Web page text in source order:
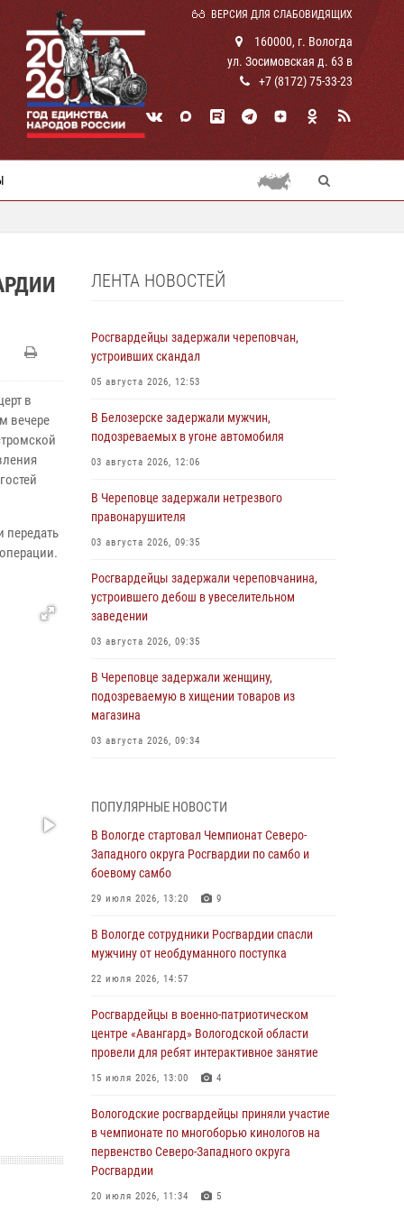
ВЕРСИЯ ДЛЯ СЛАБОВИДЯЩИХ
160000, г. Вологда
ул. Зосимовская д. 63 в
+7 (8172) 75-33-23
в
вечере
передать
ЛЕНТА НОВОСТЕЙ
Росгвардейцы задержали череповчан,
устроивших скандал
05 августа 2026, 12:53
В Белозерске задержали мужчин,
подозреваемых в угоне автомобиля
03 августа 2026, 12:06
В Череповце задержали нетрезвого
правонарушителя
03 августа 2026, 09:35
Росгвардейцы задержали череповчанина,
устроившего дебош в увеселительном
заведении
03 августа 2026, 09:35
В Череповце задержали женщину,
подозреваемую в хищении товаров из
магазина
03 августа 2026, 09:34
округа Росгвардии по спортивному и боевому
самбо
03 августа 2026, 08:54 8 1
ЗА МИНУВШУЮ НЕДЕЛЮ СОТРУДНИКАМИ
В ВОЛОГОДСКОЙ ОБЛАСТИ ЗАДЕРЖАНО 23
ПРАВОНАРУШИТЕЛЯ
02 августа 2026, 10:37
Росгвардейцы в г. Соколе задержали
несовершеннолетнего нарушителя
на питбайке
31 июля 2026, 06:43
В Вологде стартовал Чемпионат Северо-
Западного округа Росгвардии по самбо и
боевому самбо
29 июля 2026, 13:20
ПОПУЛЯРНЫЕ НОВОСТИ
В Вологде стартовал Чемпионат Северо-
Западного округа Росгвардии по самбо и
боевому самбо
29 июля 2026, 13:20 9
В Вологде сотрудники Росгвардии спасли
мужчину от необдуманного поступка
22 июля 2026, 14:57
Росгвардейцы в военно-патриотическом
центре «Авангард» Вологодской области
провели для ребят интерактивное занятие
15 июля 2026, 13:00 4
Вологодские росгвардейцы приняли участие
в чемпионате по многоборью кинологов на
первенство Северо-Западного округа
Росгвардии
20 июля 2026, 11:34 5